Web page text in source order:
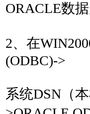
ORACLE数
2、在
(ODBC)->
系统DSN（